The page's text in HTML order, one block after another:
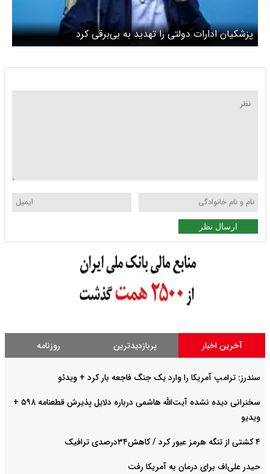
پزشکیان ادارات دولتی را تهدید به بی‌برقی کرد
ارسال نظر
آخرین اخبار پربازدیدترین روزنامه
سندرز: ترامپ آمریکا را وارد یک جنگ فاجعه بار کرد + ویدئو
سخنرانی دیده نشده آیت‌الله هاشمی درباره دلایل پذیرش قطعنامه ۵۹۸ +
ویدیو
۴ کشتی از تنگه هرمز عبور کرد / کاهش۳۴درصدی ترافیک
حیدر علی‌اف برای درمان به آمریکا رفت